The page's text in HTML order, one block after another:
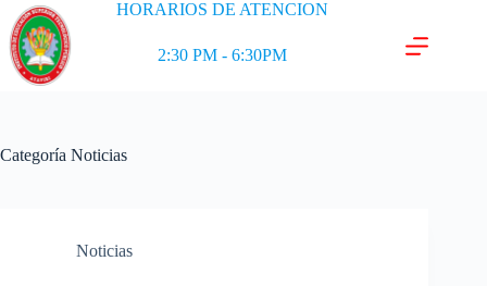
HORARIOS DE ATENCION
2:30 PM - 6:30PM
Categoría Noticias
Noticias